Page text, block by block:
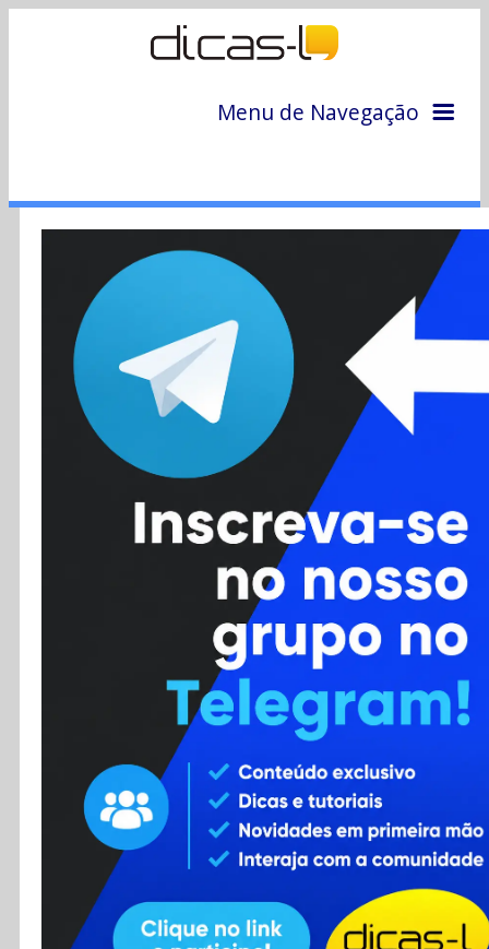
Menu de Navegação
Colunas
Colaboradores
Cursos
Enviar Dica
Contato
RSS